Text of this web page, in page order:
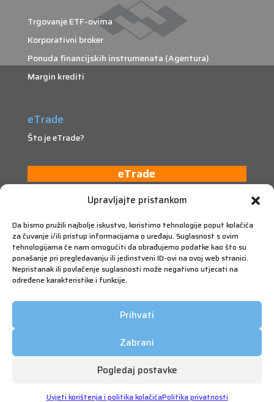
Upravljajte pristankom
Da bismo pružili najbolje iskustvo, koristimo tehnologije poput kolačića
za čuvanje i/ili pristup informacijama o uređaju. Suglasnost s ovim
tehnologijama će nam omogućiti da obrađujemo podatke kao što su
ponašanje pri pregledavanju ili jedinstveni ID-ovi na ovoj web stranici.
Nepristanak ili povlačenje suglasnosti može negativno utjecati na
određene karakteristike i funkcije.
Prihvati
Zabrani
Pogledaj postavke
Uvjeti korištenja i politika kolačićaPolitika privatnosti
Trgovanje ETF-ovima
Korporativni broker
Ponuda financijskih instrumenata (Agentura)
Margin krediti
eTrade
Što je eTrade?
eTrade
pridržana | Korištenje će biti nadzirano | Web by Qmini